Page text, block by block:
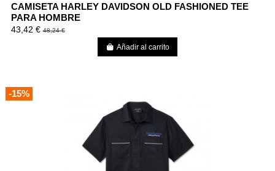
CAMISETA HARLEY DAVIDSON OLD FASHIONED TEE
PARA HOMBRE
43,42 €48,24 €
Añadir al carrito
-15%